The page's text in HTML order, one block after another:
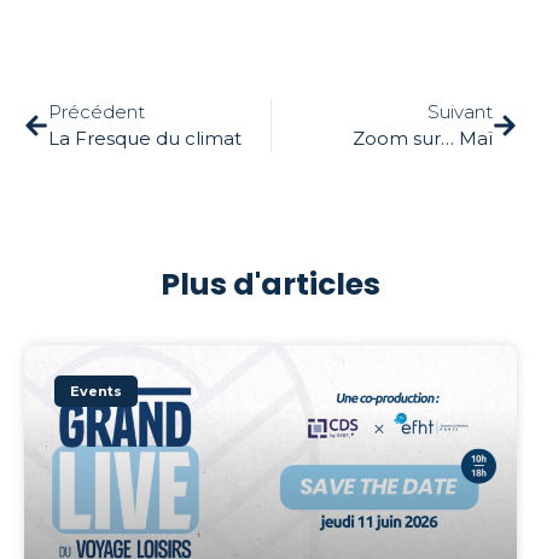
Précédent
La Fresque du climat
Suivant
Zoom sur… Maï
Plus d'articles
Events